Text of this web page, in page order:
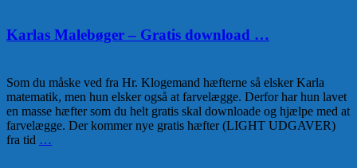
Karlas Malebøger – Gratis download …
Som du måske ved fra Hr. Klogemand hæfterne så elsker Karla
matematik, men hun elsker også at farvelægge. Derfor har hun lavet
en masse hæfter som du helt gratis skal downloade og hjælpe med at
farvelægge. Der kommer nye gratis hæfter (LIGHT UDGAVER)
fra tid …